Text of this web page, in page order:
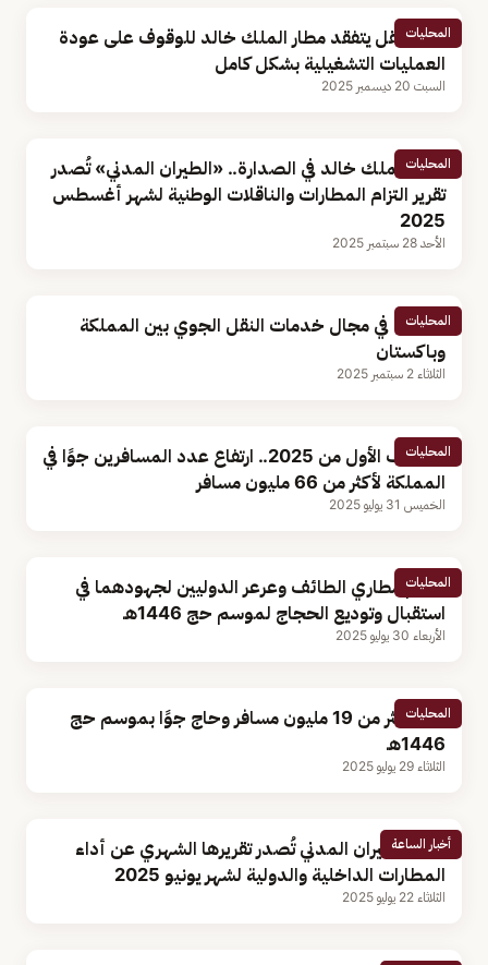
المحليات
وزير النقل يتفقد مطار الملك خالد للوقوف على عودة
العمليات التشغيلية بشكل كامل
السبت 20 ديسمبر 2025
المحليات
مطار الملك خالد في الصدارة.. «الطيران المدني» تُصدر
تقرير التزام المطارات والناقلات الوطنية لشهر أغسطس
2025
الأحد 28 سبتمبر 2025
المحليات
اتفاقية في مجال خدمات النقل الجوي بين المملكة
وباكستان
الثلاثاء 2 سبتمبر 2025
المحليات
بالنصف الأول من 2025.. ارتفاع عدد المسافرين جوًا في
المملكة لأكثر من 66 مليون مسافر
الخميس 31 يوليو 2025
المحليات
تكريم مطاري الطائف وعرعر الدوليين لجهودهما في
استقبال وتوديع الحجاج لموسم حج 1446هـ
الأربعاء 30 يوليو 2025
المحليات
نقل أكثر من 19 مليون مسافر وحاج جوًا بموسم حج
1446هـ
الثلاثاء 29 يوليو 2025
أخبار الساعة
هيئة الطيران المدني تُصدر تقريرها الشهري عن أداء
المطارات الداخلية والدولية لشهر يونيو 2025
الثلاثاء 22 يوليو 2025